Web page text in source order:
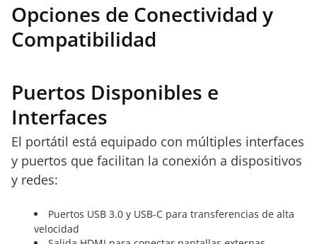
Opciones de Conectividad y
Compatibilidad
Puertos Disponibles e
Interfaces
El portátil está equipado con múltiples interfaces
y puertos que facilitan la conexión a dispositivos
y redes:
Puertos USB 3.0 y USB-C para transferencias de alta
velocidad